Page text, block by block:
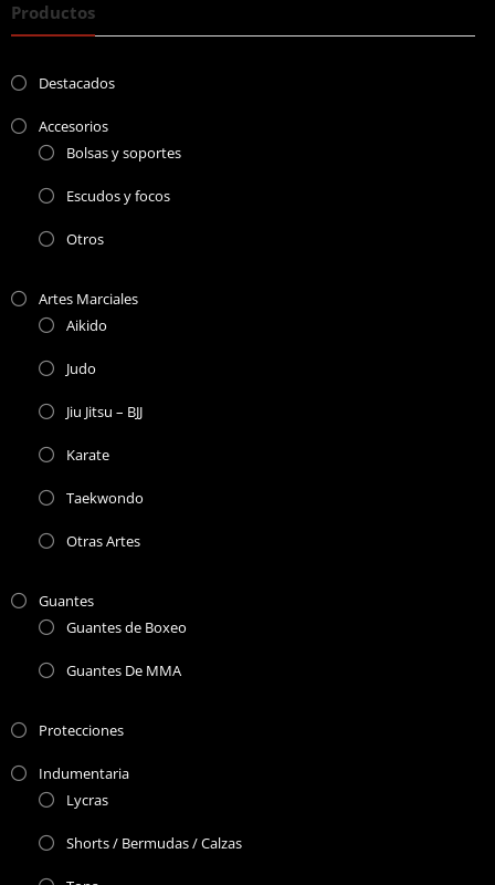
Productos
Destacados
Accesorios
Bolsas y soportes
Escudos y focos
Otros
Artes Marciales
Aikido
Judo
Jiu Jitsu – BJJ
Karate
Taekwondo
Otras Artes
Guantes
Guantes de Boxeo
Guantes De MMA
Protecciones
Indumentaria
Lycras
Shorts / Bermudas / Calzas